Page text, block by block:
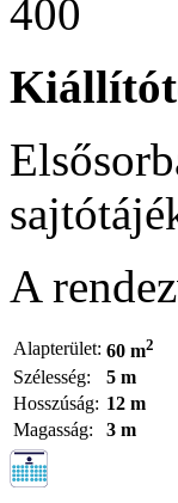
400
A
Alapterület: 60 m2
Szélesség:
5 m
Hosszúság: 12 m
Magasság:
3 m